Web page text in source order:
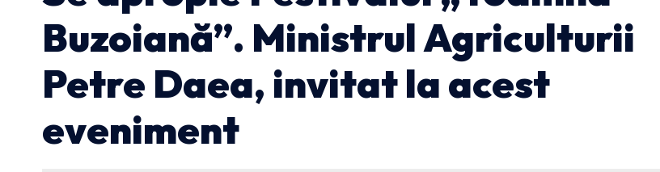
Buzoiană”. Ministrul Agriculturii
Petre Daea, invitat la acest
eveniment